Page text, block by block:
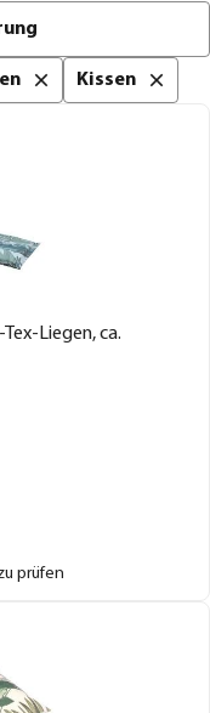
Kissen
Liegen, ca.
prüfen